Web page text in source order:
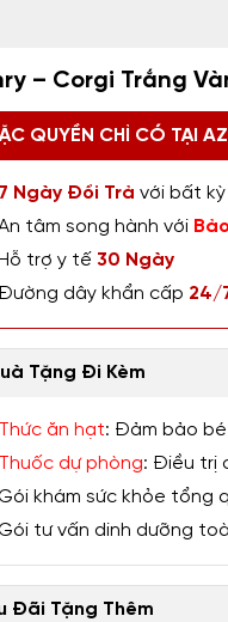
– Corgi Trắng
QUYỀN CHỈ CÓ TẠI
7 Ngày Đổi Trả với bất
tâm song hành với
Hỗ trợ y tế 30 Ngày
Đường dây khẩn cấp 24/
Tặng Đi Kèm
Thức ăn hạt: Đảm bảo
Thuốc dự phòng: Điều trị
khám sức khỏe tổng
tư vấn dinh dưỡng
Đãi Tặng Thêm